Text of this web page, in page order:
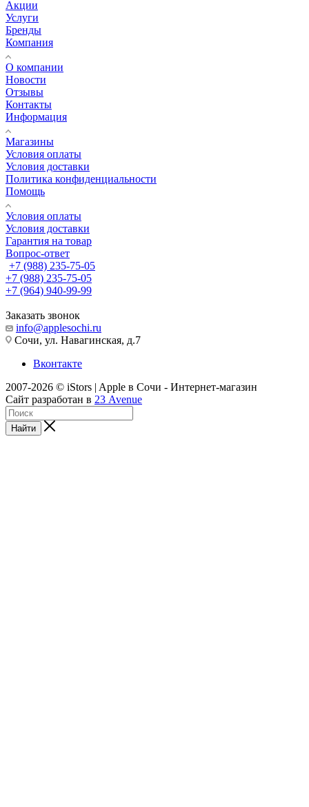
Акции
Услуги
Бренды
Компания
О компании
Новости
Отзывы
Контакты
Информация
Магазины
Условия оплаты
Условия доставки
Политика конфиденциальности
Помощь
Условия оплаты
Условия доставки
Гарантия на товар
Вопрос-ответ
+7 (988) 235-75-05
+7 (988) 235-75-05
+7 (964) 940-99-99
Заказать звонок
info@applesochi.ru
Сочи, ул. Навагинская, д.7
Вконтакте
2007-2026 © iStors | Apple в Сочи - Интернет-магазин
Сайт разработан в 23 Avenue
Найти